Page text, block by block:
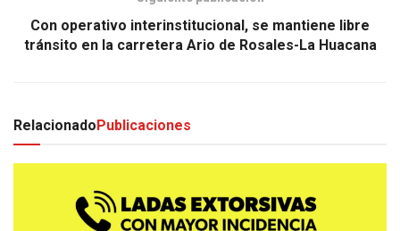
Con operativo interinstitucional, se mantiene libre
tránsito en la carretera Ario de Rosales-La Huacana
RelacionadoPublicaciones